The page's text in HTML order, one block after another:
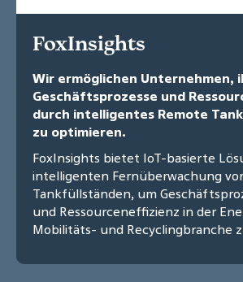
FoxInsights
Wir ermöglichen Unternehmen,
Geschäftsprozesse und
durch intelligentes Remote
zu optimieren.
FoxInsights bietet IoT-basierte
intelligenten Fernüberwachung
Tankfüllständen, um
und Ressourceneffizienz in der
Mobilitäts- und Recyclingbranche